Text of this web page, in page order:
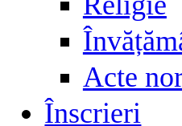
Acte
Înscrieri